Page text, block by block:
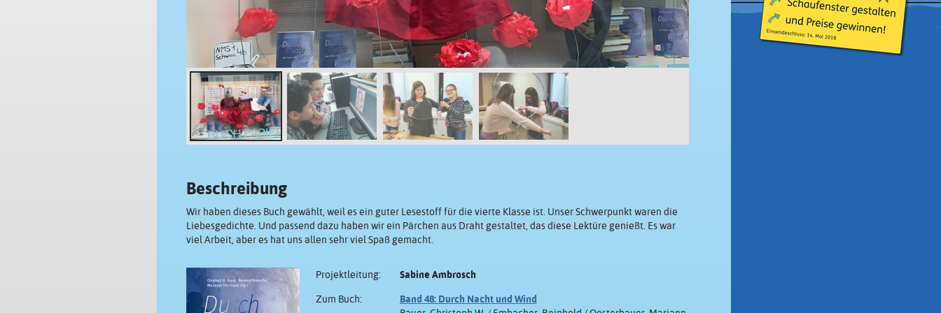
Beschreibung
Wir haben dieses Buch gewählt, weil es ein guter Lesestoff für die vierte Klasse ist. Unser Schwerpunkt waren die
Liebesgedichte. Und passend dazu haben wir ein Pärchen aus Draht gestaltet, das diese Lektüre genießt. Es war
viel Arbeit, aber es hat uns allen sehr viel Spaß gemacht.
Projektleitung: Sabine Ambrosch
Zum Buch:
Band 48: Durch Nacht und Wind